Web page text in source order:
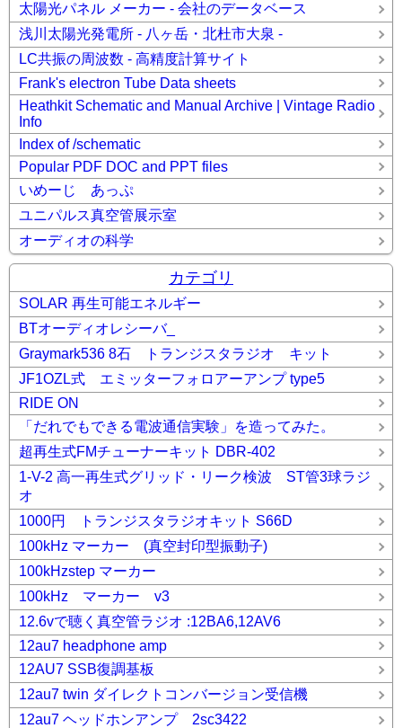
太陽光パネル メーカー - 会社のデータベース
浅川太陽光発電所 - 八ヶ岳・北杜市大泉 -
LC共振の周波数 - 高精度計算サイト
Frank's electron Tube Data sheets
Heathkit Schematic and Manual Archive | Vintage Radio
Info
Index of /schematic
Popular PDF DOC and PPT files
いめーじ あっぷ
ユニパルス真空管展示室
オーディオの科学
カテゴリ
SOLAR 再生可能エネルギー
BTオーディオレシーバ_
Graymark536 8石 トランジスタラジオ キット
JF1OZL式 エミッターフォロアーアンプ type5
RIDE ON
「だれでもできる電波通信実験」を造ってみた。
超再生式FMチューナーキット DBR-402
1-V-2 高一再生式グリッド・リーク検波 ST管3球ラジ
オ
1000円 トランジスタラジオキット S66D
100kHz マーカー (真空封印型振動子)
100kHzstep マーカー
100kHz マーカー v3
12.6vで聴く真空管ラジオ :12BA6,12AV6
12au7 headphone amp
12AU7 SSB復調基板
12au7 twin ダイレクトコンバージョン受信機
12au7 ヘッドホンアンプ 2sc3422